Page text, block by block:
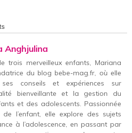
Anghjulina
trois merveilleux enfants, Mariana
du blog bebe-mag.fr, où elle
conseils et expériences sur
bienveillante et la gestion du
et des adolescents. Passionnée
l’enfant, elle explore des sujets
à l’adolescence, en passant par